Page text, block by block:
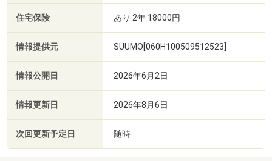
住宅保険 あり 2年 18000円
情報提供元 SUUMO[060H100509512523]
情報公開日 2026年6月2日
情報更新日 2026年8月6日
次回更新予定日 随時